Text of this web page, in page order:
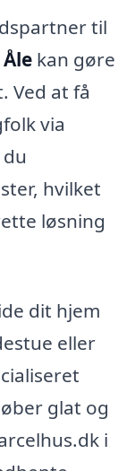
til
kan gøre
Ved at få
via
hvilket
løsning
dit hjem
eller
glat og
i